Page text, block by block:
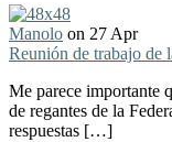
Manolo on 27 Apr
Reunión de trabajo de
Me parece importante
de regantes de la
respuestas […]